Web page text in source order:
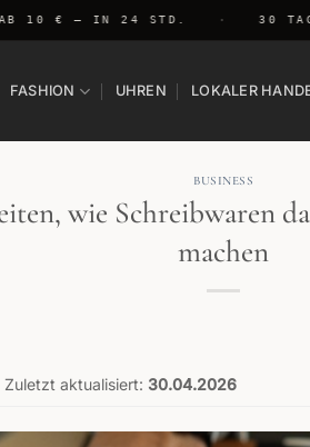
10 € — IN 24 STD. 30 TAGE
FASHION UHREN LOKALER
BUSINESS
wie Schreibwaren
machen
Zuletzt aktualisiert: 30.04.2026